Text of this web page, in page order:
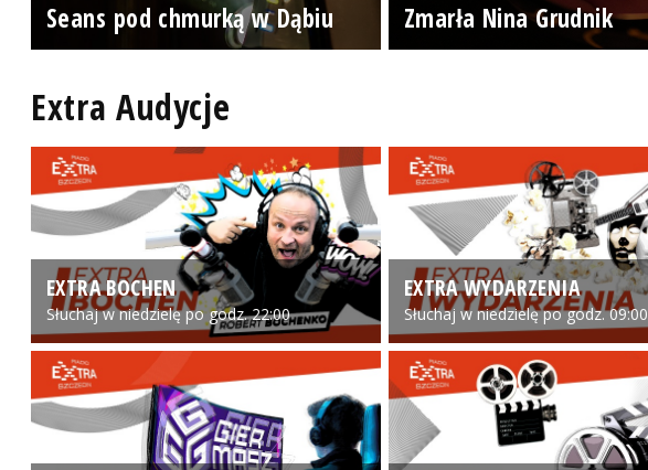
Seans pod chmurką w Dąbiu Zmarła Nina Grudnik
Extra Audycje
EXTRA BOCHEN
Słuchaj w niedzielę po godz. 22:00
EXTRA WYDARZENIA
Słuchaj w niedzielę po godz. 09:00